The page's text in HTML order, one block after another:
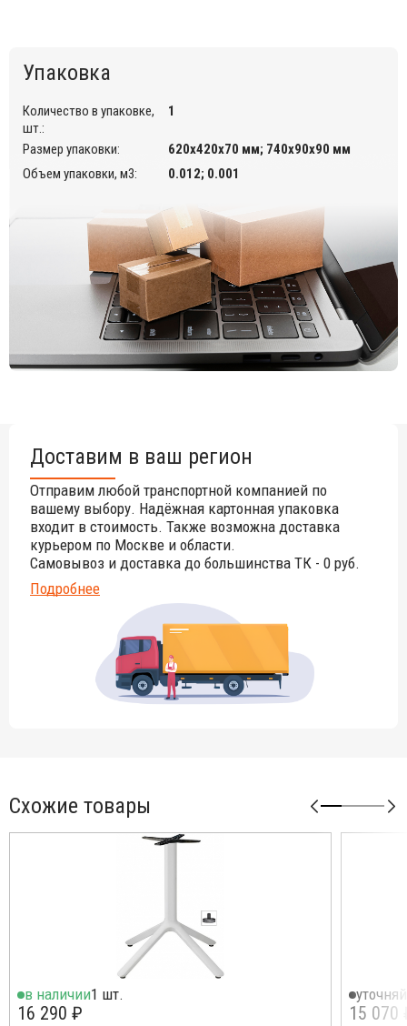
Упаковка
Количество в упаковке,
шт.:
1
Размер упаковки:
620х420х70 мм; 740х90х90 мм
Объем упаковки, м3:
0.012; 0.001
Доставим в ваш регион
Отправим любой транспортной компанией по
вашему выбору. Надёжная картонная упаковка
входит в стоимость. Также возможна доставка
курьером по Москве и области.
Самовывоз и доставка до большинства ТК - 0 руб.
Подробнее
Схожие товары
в наличии1 шт.
16 290 ₽ 15 070